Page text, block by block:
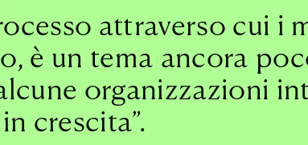
attraverso cui i
è un tema ancora
organizzazioni
crescita”.